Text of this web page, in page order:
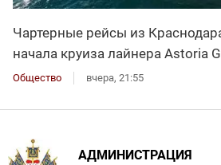
Чартерные рейсы из
начала круиза лайнера Astoria
Общество вчера, 21:55
АДМИНИСТРАЦИЯ